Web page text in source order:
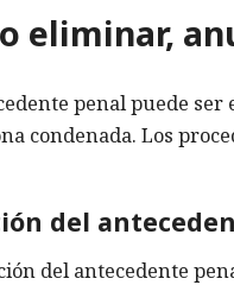
eliminar,
penal puede
condenada. Los
del
del antecedente